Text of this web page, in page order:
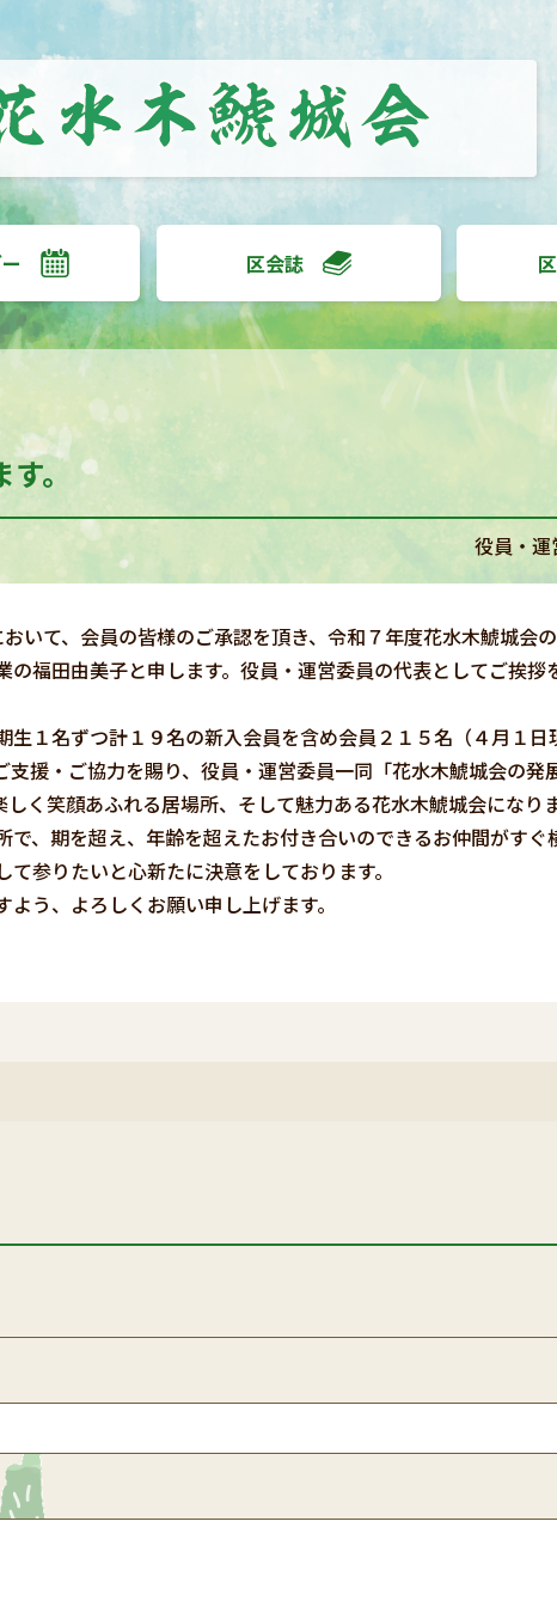
区会誌
。
役員・運
いて、会員の皆様のご承認を頂き、令和７年度花水木鯱城会
福田由美子と申します。役員・運営委員の代表としてご挨拶
１名ずつ計１９名の新入会員を含め会員２１５名（４月１日
援・ご協力を賜り、役員・運営委員一同「花水木鯱城会の発
く笑顔あふれる居場所、そして魅力ある花水木鯱城会になり
で、期を超え、年齢を超えたお付き合いのできるお仲間がすぐ
参りたいと心新たに決意をしております。
う、よろしくお願い申し上げます。